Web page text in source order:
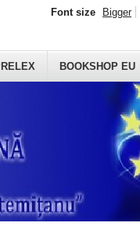
BOOKSHOP EU
Font size Bigger